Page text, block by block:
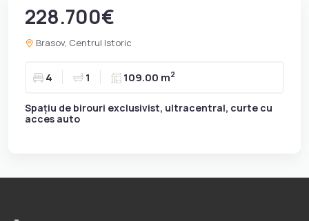
228.700€
Brasov, Centrul Istoric
4 1 109.00 m2
Spațiu de birouri exclusivist, ultracentral, curte cu
acces auto